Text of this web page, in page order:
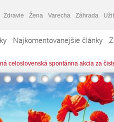
Zdravie Žena Varecha Záhrada
Najkomentovanejšie články
celoslovenská spontánna akcia za